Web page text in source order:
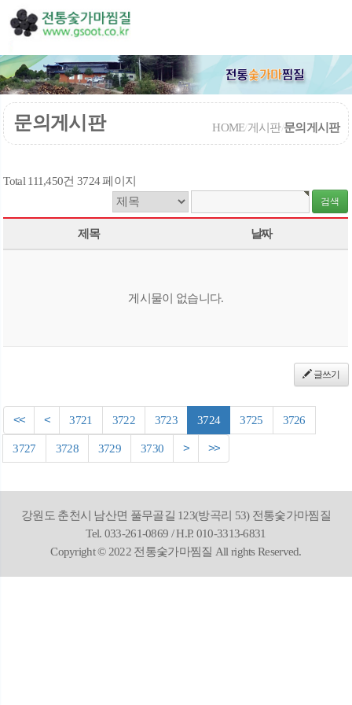
문의게시판 HOME/게시판/문의게시판
Total 111,450건 3724 페이지
제목 날짜
게시물이 없습니다.
글쓰기
<< < 3721 3722 3723 3724 3725 3726
3727 3728 3729 3730 > >>
강원도 춘천시 남산면 풀무골길 123(방곡리 53) 전통숯가마찜질
Tel. 033-261-0869 / H.P. 010-3313-6831
Copyright © 2022 전통숯가마찜질 All rights Reserved.